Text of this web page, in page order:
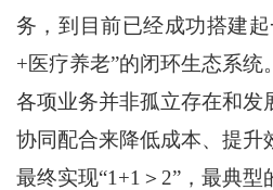
务，到目前已经成功搭建
+医疗养老”的闭环生态系统
各项业务并非孤立存在和发
协同配合来降低成本、提升
最终实现“1+1＞2”，最典